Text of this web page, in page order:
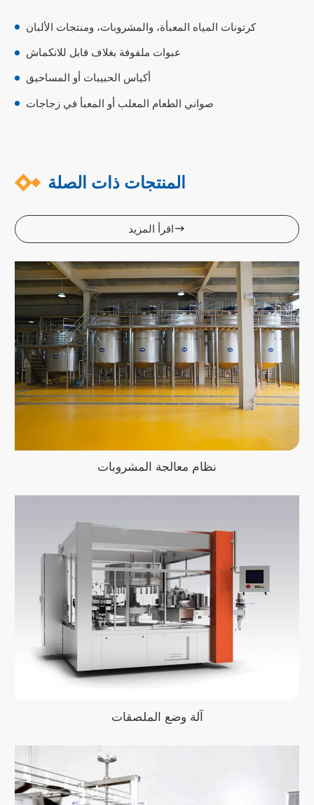
كرتونات المياه المعبأة، والمشروبات، ومنتجات الألبان
عبوات ملفوفة بغلاف قابل للانكماش
أكياس الحبيبات أو المساحيق
صواني الطعام المعلب أو المعبأ في زجاجات
المنتجات ذات الصلة
اقرأ المزيد
نظام معالجة المشروبات
آلة وضع الملصقات